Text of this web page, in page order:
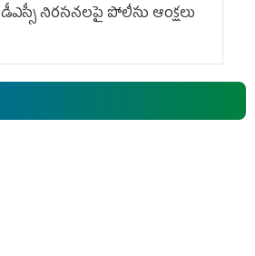
డీఎస్సీ నిరసనలపై పోలీసు ఆంక్షలు